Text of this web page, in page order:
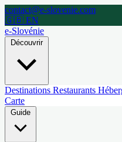
contact@e-slovenie.com
🇬🇧 EN
e-Slovénie
Découvrir
Destinations Restaurants
Carte